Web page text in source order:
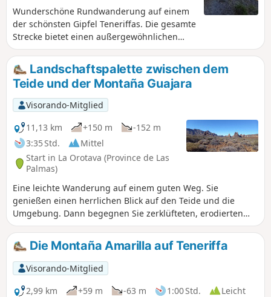
Wunderschöne Rundwanderung auf einem
der schönsten Gipfel Teneriffas. Die gesamte
Strecke bietet einen außergewöhnlichen
Blick auf die Caldera und den Gipfel des
Teide. Die Schwierigkeit konzentriert sich auf
den Felsvorsprung unterhalb des Gipfels. Es
handelt sich um eine luftige, aber nie
ausgesetzte Passage, die bei schlechter
Sicht nicht begangen werden sollte. An
einigen Stellen gibt es neue Markierungen;
die untenstehende Beschreibung muss
daher im Gipfelbereich entsprechend diesen
Neuerungen möglicherweise angepasst
Landschaftspalette zwischen dem
Teide und der Montaña Guajara
Visorando-Mitglied
11,13 km
+150 m
-152 m
3:35 Std.
Mittel
Start in La Orotava (Province de Las
Palmas)
Eine leichte Wanderung auf einem guten Weg. Sie
genießen einen herrlichen Blick auf den Teide und die
Umgebung. Dann begegnen Sie zerklüfteten, erodierten
Felsen in vielfältigen Formen und Farben, während Sie sich
der Montaña Guajara (2717 m) nähern, dem höchsten Gipfel
der riesigen Caldera. Gegen Ende der Strecke sehen Sie
Viperinen, diese großen, auf Teneriffa heimischen Pflanzen,
die (zur richtigen Jahreszeit) rot blühen. Als Bonus gibt es
einen sicheren Parkplatz.
Die Montaña Amarilla auf Teneriffa
Visorando-Mitglied
2,99 km
+59 m -63 m 1:00 Std.
Leicht